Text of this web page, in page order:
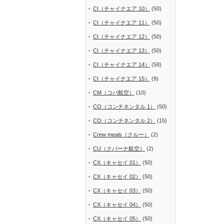
CI（チャイナエア 10） (50)
CI（チャイナエア 11） (50)
CI（チャイナエア 12） (50)
CI（チャイナエア 13） (50)
CI（チャイナエア 14） (58)
CI（チャイナエア 15） (9)
CM（コパ航空） (10)
CO（コンチネンタル 1） (50)
CO（コンチネンタル 2） (15)
Crew meals（クルー） (2)
CU（クバーナ航空） (2)
CX（キャセイ 01） (50)
CX（キャセイ 02） (50)
CX（キャセイ 03） (50)
CX（キャセイ 04） (50)
CX（キャセイ 05） (50)